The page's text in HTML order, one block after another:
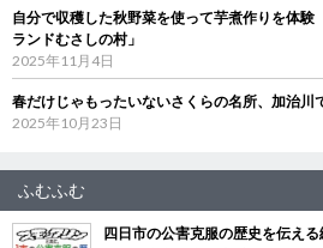
自分で収穫した秋野菜を使って芋煮作りを体
ランドむさしの村」
2025年11月4日
春だけじゃもったいないさくらの名所、加治川
2025年10月23日
ふむふむ
四日市の公害克服の歴史を伝え